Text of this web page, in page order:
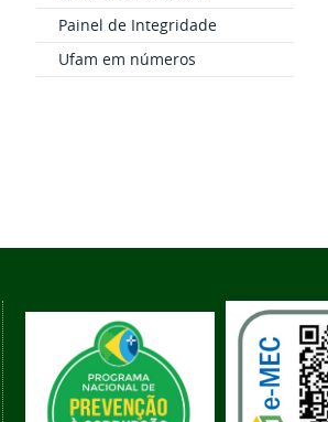
Painel de Integridade
Ufam em números